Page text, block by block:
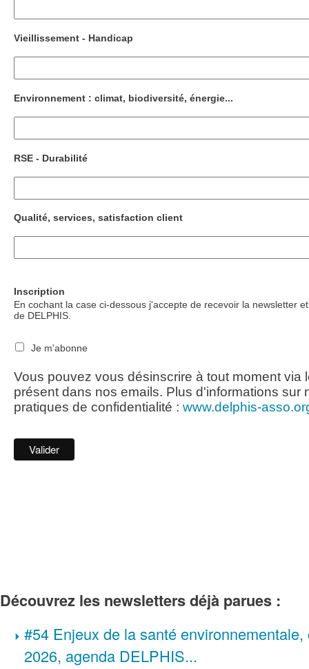
Vieillissement - Handicap
Environnement : climat, biodiversité, énergie...
RSE - Durabilité
Qualité, services, satisfaction client
Inscription
En cochant la case ci-dessous j'accepte de recevoir la newsletter
de DELPHIS.
Je m'abonne
Vous pouvez vous désinscrire à tout moment via
présent dans nos emails. Plus d'informations sur
pratiques de confidentialité : www.delphis-
Découvrez les newsletters déjà parues :
#54 Enjeux de la santé
2026, agenda DELPHIS...